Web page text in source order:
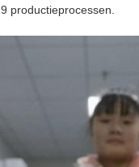
productieprocessen.